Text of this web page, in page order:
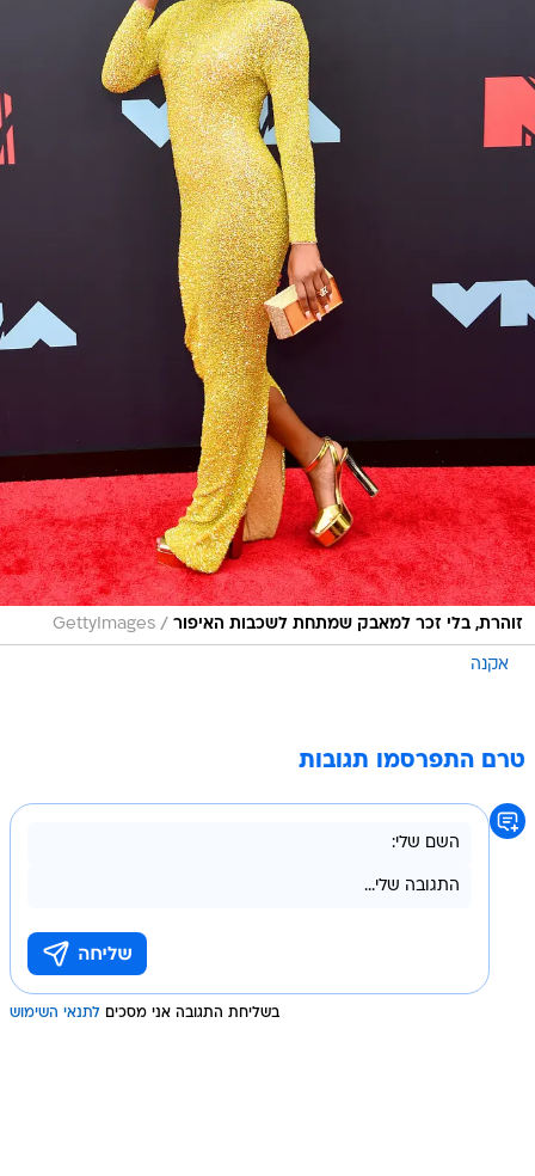
זוהרת, בלי זכר למאבק שמתחת לשכבות האיפור /
GettyImages
אקנה
טרם התפרסמו תגובות
בשליחת התגובה אני מסכים לתנאי השימוש